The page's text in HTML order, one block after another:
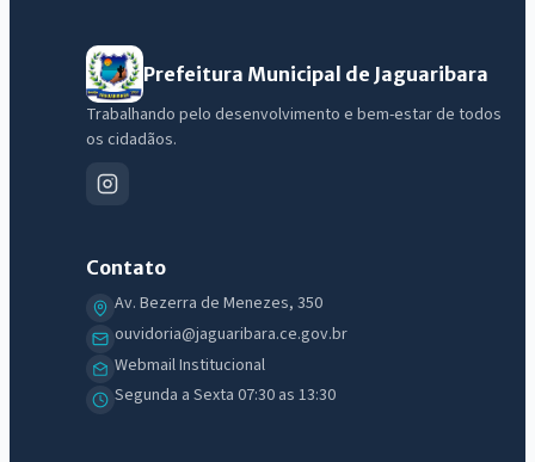
Prefeitura Municipal de Jaguaribara
Trabalhando pelo desenvolvimento e bem-estar de todos
os cidadãos.
Contato
Av. Bezerra de Menezes, 350
ouvidoria@jaguaribara.ce.gov.br
Webmail Institucional
Segunda a Sexta 07:30 as 13:30